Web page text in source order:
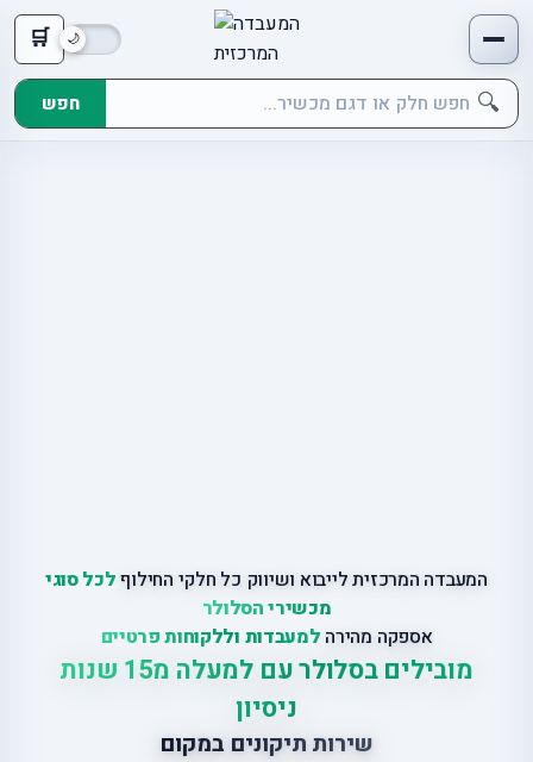
🛒
🔍 חפש
המעבדה המרכזית לייבוא ושיווק כל חלקי החילוףלכל סוגי
מכשירי הסלולר
אספקה מהירה למעבדות וללקוחות פרטיים
מובילים בסלולר עם למעלה מ15 שנות
ניסיון
שירות תיקונים במקום